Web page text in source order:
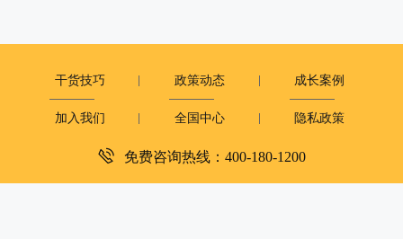
干货技巧 政策动态 成长案例
加入我们 全国中心 隐私政策
深圳市复米健康科技有限公司
免费咨询热线：400-180-1200